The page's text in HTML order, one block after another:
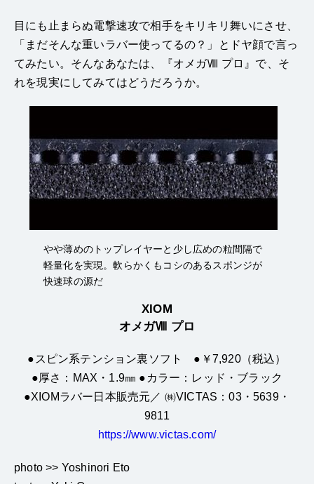
目にも止まらぬ電撃速攻で相手をキリキリ舞いにさせ、
「まだそんな重いラバー使ってるの？」とドヤ顔で言っ
てみたい。そんなあなたは、『オメガⅧ プロ』で、そ
れを現実にしてみてはどうだろうか。
やや薄めのトップレイヤーと少し広めの粒間隔で
軽量化を実現。軟らかくもコシのあるスポンジが
快速球の源だ
XIOM
オメガⅧ プロ
●スピン系テンション裏ソフト ●￥7,920（税込）
●厚さ：MAX・1.9㎜ ●カラー：レッド・ブラック
●XIOMラバー日本販売元／ ㈱VICTAS：03・5639・
9811
https://www.victas.com/
photo >> Yoshinori Eto